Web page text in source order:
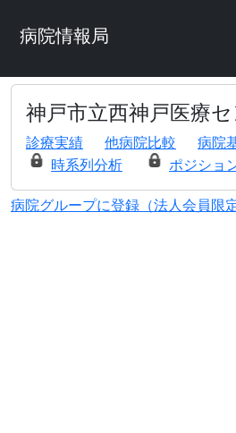
病院情報局
神戸市立西神戸医療
診療実績 他病院比較
病院
時系列分析
ポジショ
病院グループに登録（法人会員限